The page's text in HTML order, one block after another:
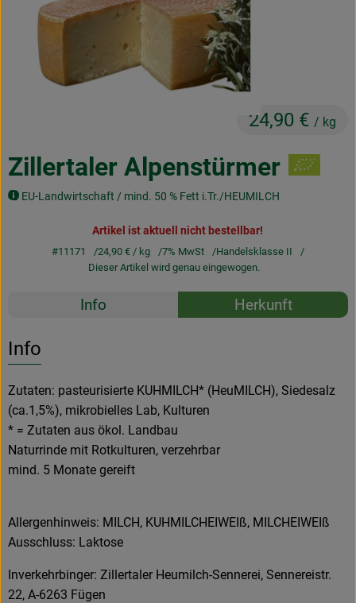
Obst & Gemüse
Frisches
Naturkost
Drogerie & Diverses
Über uns
Zillertaler Alpenstürmer
EU-Landwirtschaft / mind. 50 % Fett i.Tr./HEUMILCH
24,90 € / kg
Artikel ist aktuell nicht bestellbar!
#11171 24,90 € / kg 7% MwSt
Handelsklasse II
Dieser Artikel wird genau eingewogen.
Rezepte
Info Herkunft
Info
Zutaten: pasteurisierte KUHMILCH* (HeuMILCH), Siedesalz
(ca.1,5%), mikrobielles Lab, Kulturen
* = Zutaten aus ökol. Landbau
Naturrinde mit Rotkulturen, verzehrbar
mind. 5 Monate gereift
Allergenhinweis: MILCH, KUHMILCHEIWEIß, MILCHEIWEIß
Ausschluss: Laktose
Inverkehrbinger: Zillertaler Heumilch-Sennerei, Sennereistr.
22, A-6263 Fügen